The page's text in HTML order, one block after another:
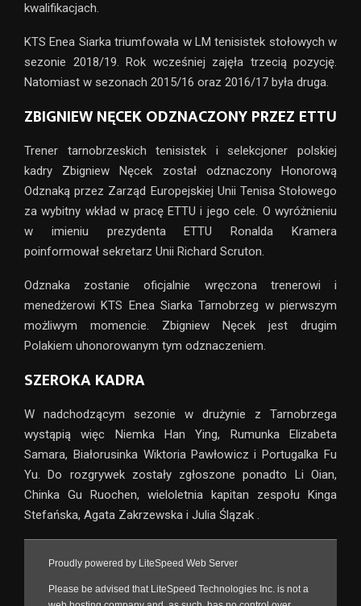
kwalifikacjach.
KTS Enea Siarka triumfowała w LM tenisistek stołowych w
sezonie 2018/19. Rok wcześniej zajęła trzecią pozycję.
Natomiast w sezonach 2015/16 oraz 2016/17 była druga.
ZBIGNIEW NĘCEK ODZNACZONY PRZEZ ETTU
Trener tarnobrzeskich tenisistek i selekcjoner polskiej
kadry Zbigniew Nęcek został odznaczony Honorową
Odznaką przez Zarząd Europejskiej Unii Tenisa Stołowego
za wybitny wkład w pracę ETTU i jego cele. O wyróżnieniu
w imieniu prezydenta ETTU Ronalda Kramera
poinformował sekretarz Unii Richard Scruton.
Odznaka zostanie oficjalnie wręczona trenerowi i
menedżerowi KTS Enea Siarka Tarnobrzeg w pierwszym
możliwym momencie. Zbigniew Nęcek jest drugim
Polakiem uhonorowanym tym odznaczeniem.
SZEROKA KADRA
W nadchodzącym sezonie w drużynie z Tarnobrzega
wystąpią więc Niemka Han Ying, Rumunka Elizabeta
Samara, Białorusinka Wiktoria Pawłowicz i Portugalka Fu
Yu. Do rozgrywek zostały zgłoszone ponadto Li Oian,
Chinka Gu Ruochen, wieloletnia kapitan zespołu Kinga
Stefańska, Agata Zakrzewska i Julia Ślązak .